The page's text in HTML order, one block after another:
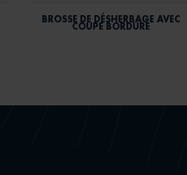
BROSSE DE DÉSHERBAGE AVEC
COUPE BORDURE